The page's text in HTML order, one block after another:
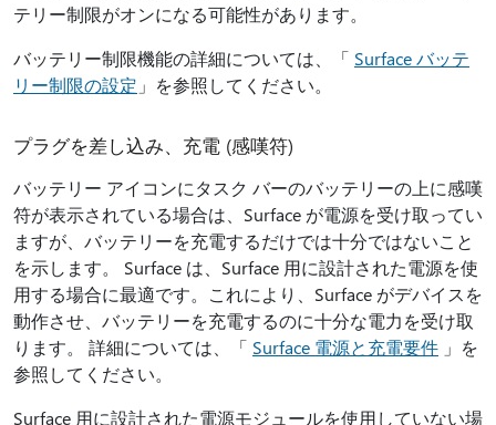
テリー制限がオンになる可能性があります。
バッテリー制限機能の詳細については、「 Surface バッテ
リー制限の設定 」を参照してください。
プラグを差し込み、充電 (感嘆符)
バッテリー アイコンにタスク バーのバッテリーの上に感嘆
符が表示されている場合は、Surface が電源を受け取ってい
ますが、バッテリーを充電するだけでは十分ではないこと
を示します。 Surface は、Surface 用に設計された電源を使
用する場合に最適です。これにより、Surface がデバイスを
動作させ、バッテリーを充電するのに十分な電力を受け取
ります。 詳細については、「 Surface 電源と充電要件 」を
参照してください。
Surface 用に設計された電源モジュールを使用していない場